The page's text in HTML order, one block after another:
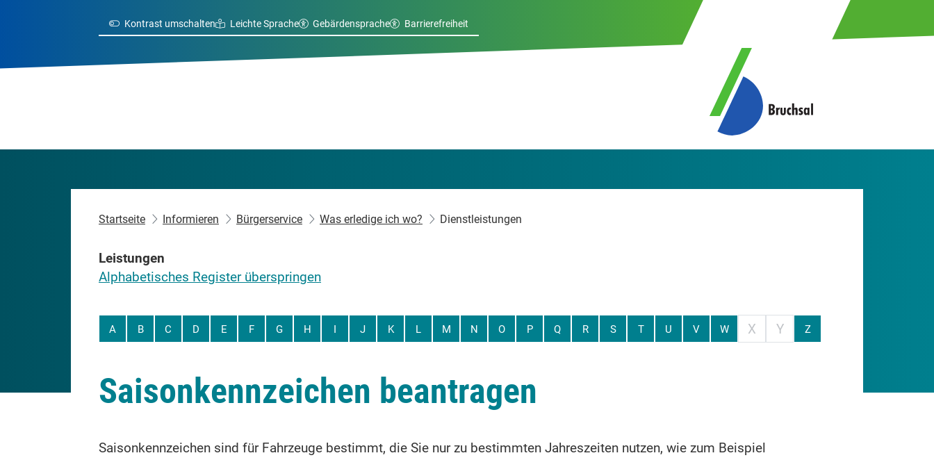
Kontrast umschalten Leichte Sprache Gebärdensprache Barrierefreiheit
Startseite Informieren Bürgerservice Was erledige ich wo? Dienstleistungen
Leistungen
Alphabetisches Register überspringen
A B C D E F G H I J K L M N O P Q R S T U V W X Y Z
Saisonkennzeichen beantragen
Saisonkennzeichen sind für Fahrzeuge bestimmt, die Sie nur zu bestimmten Jahreszeiten nutzen, wie zum Beispiel